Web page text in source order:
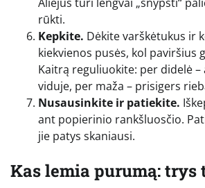
rūkti.
Kepkite. Dėkite varškėtukus ir
kiekvienos pusės, kol paviršius
Kaitrą reguliuokite: per didelė –
viduje, per maža – prisigers
Nusausinkite ir patiekite.
ant popierinio rankšluosčio.
jie patys skaniausi.
Kas lemia purumą: trys